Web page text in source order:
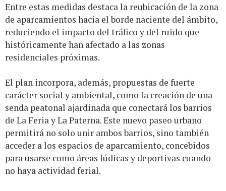
Entre estas medidas destaca la reubicación de la zona
de aparcamientos hacia el borde naciente del ámbito,
reduciendo el impacto del tráfico y del ruido que
históricamente han afectado a las zonas
residenciales próximas.
El plan incorpora, además, propuestas de fuerte
carácter social y ambiental, como la creación de una
senda peatonal ajardinada que conectará los barrios
de La Feria y La Paterna. Este nuevo paseo urbano
permitirá no solo unir ambos barrios, sino también
acceder a los espacios de aparcamiento, concebidos
para usarse como áreas lúdicas y deportivas cuando
no haya actividad ferial.